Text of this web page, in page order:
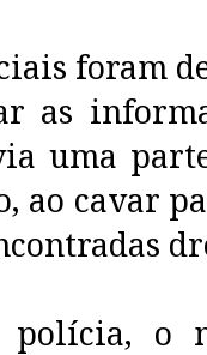
foram
as
uma
ao cavar
polícia, o